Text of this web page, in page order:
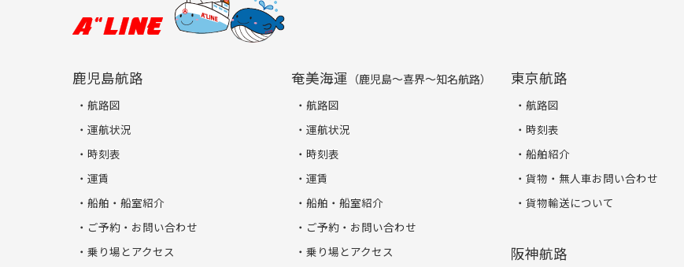
鹿児島航路
航路図
運航状況
時刻表
運賃
船舶・船室紹介
ご予約・お問い合わせ
乗り場とアクセス
奄美海運 （鹿児島～喜界～知名航路）
航路図
運航状況
時刻表
運賃
船舶・船室紹介
ご予約・お問い合わせ
乗り場とアクセス
東京航路
航路図
時刻表
船舶紹介
貨物・無人車お問い合わせ
貨物輸送について
阪神航路